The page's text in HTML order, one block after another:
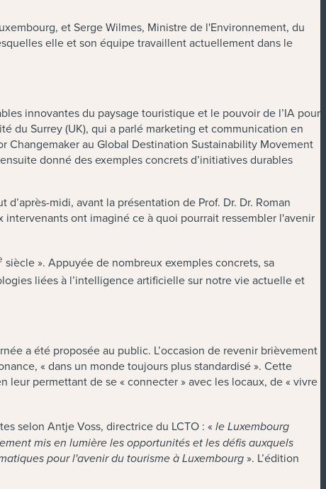
et Serge Wilmes, Ministre de l'Environnement, du
elle et son équipe travaillent actuellement dans le
innovantes du paysage touristique et le pouvoir de l’IA pour
du Surrey (UK), qui a parlé marketing et communication en
Changemaker au Global Destination Sustainability Movement
donné des exemples concrets d’initiatives durables
midi, avant la présentation de Prof. Dr. Dr. Roman
intervenants ont imaginé ce à quoi pourrait ressembler l'avenir
siècle ». Appuyée de nombreux exemples concrets, sa
liées à l’intelligence artificielle sur notre vie actuelle et
a été proposée au public. L’occasion de revenir brièvement
« dans un monde toujours plus standardisé ». Cette
permettant de se « connecter » avec les locaux, de « vivre
selon Antje Voss, directrice du LCTO : « le Luxembourg
mis en lumière les opportunités et les défis auxquels
pour l'avenir du tourisme à Luxembourg ». L’édition